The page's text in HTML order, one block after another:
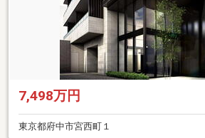
7,498万円
東京都府中市宮西町１